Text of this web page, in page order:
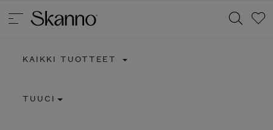
KAIKKI TUOTTEET
TUUCI